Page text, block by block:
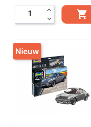
expand_less
expand_more

Nieuw